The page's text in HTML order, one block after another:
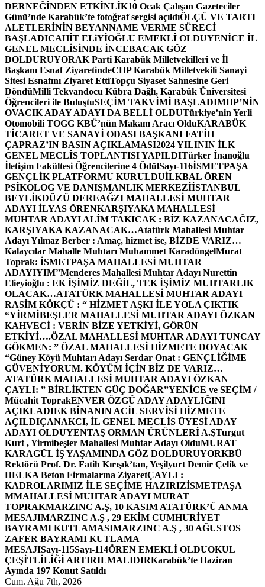
DERNEĞİNDEN ETKİNLİK10 Ocak Çalışan Gazeteciler
Günü’nde Karabük’te fotoğraf sergisi açıldıÖLÇÜ VE TARTI
ALETLERİNİN BEYANNAME VERME SÜRECİ
BAŞLADICAHİT ELiYİOĞLU EMEKLİ OLDUYENİCE İL
GENEL MECLİSİNDE İNCEBACAK GÖZ
DOLDURUYORAK Parti Karabük Milletvekilleri ve İl
Başkanı Esnaf ZiyaretindeCHP Karabük Milletvekili Sanayi
Sitesi Esnafını Ziyaret EttiTopçu Siyaset Sahnesine Geri
DöndüMilli Tekvandocu Kübra Dağlı, Karabük Üniversitesi
Öğrencileri ile BuluştuSEÇİM TAKVİMİ BAŞLADIMHP’NİN
OVACIK ADAY ADAYI DA BELLİ OLDUTürkiye’nin Yerli
Otomobili TOGG KBÜ’nün Makam Aracı OlduKARABÜK
TİCARET VE SANAYİ ODASI BAŞKANI FATİH
ÇAPRAZ’IN BASIN AÇIKLAMASI2024 YILININ İLK
GENEL MECLİS TOPLANTISI YAPILDITürker İnanoğlu
İletişim Fakültesi Öğrencilerine 4 ÖdülSayı-116İSMETPAŞA
GENÇLİK PLATFORMU KURULDUİLKBAL ÖREN
PSİKOLOG VE DANIŞMANLIK MERKEZİİSTANBUL
BEYLİKDÜZÜ DEREAĞZI MAHALLESİ MUHTAR
ADAYI İLYAS ÖRENKARŞIYAKA MAHALLESİ
MUHTAR ADAYI ALİM TAKICAK : BİZ KAZANACAĞIZ,
KARŞIYAKA KAZANACAK…Atatürk Mahallesi Muhtar
Adayı Yılmaz Berber : Amaç, hizmet ise, BİZDE VARIZ…
Kalaycılar Mahalle Muhtarı Muhammet KaradöngelMurat
Toprak: İSMETPAŞA MAHALLESİ MUHTAR
ADAYIYIM”Menderes Mahallesi Muhtar Adayı Nurettin
Elieyioğlu : EK İŞİMİZ DEĞİL, TEK İŞİMİZ MUHTARLIK
OLACAK…ATATÜRK MAHALLESİ MUHTAR ADAYI
RASİM KÖKÇÜ : “ HİZMET AŞKI İLE YOLA ÇIKTIK
“YİRMİBEŞLER MAHALLESİ MUHTAR ADAYI ÖZKAN
KAHVECİ : VERİN BİZE YETKİYİ, GÖRÜN
ETKİYİ….ÖZAL MAHALLESİ MUHTAR ADAYI TUNCAY
GÖKMEN: ” ÖZAL MAHALLESİ HİZMETE DOYACAK
“Güney Köyü Muhtarı Adayı Serdar Onat : GENÇLİĞİME
GÜVENİYORUM. KÖYÜM İÇİN BİZ DE VARIZ…
ATATÜRK MAHALLESİ MUHTAR ADAYI ÖZKAN
ÇAYLI: ” BİRLİKTEN GÜÇ DOĞAR”YENİCE ve SEÇİM /
Mücahit ToprakENVER ÖZGÜ ADAY ADAYLIĞINI
AÇIKLADIEK BİNANIN ACİL SERVİSİ HİZMETE
AÇILDIÇANAKCI, İL GENEL MECLİS ÜYESİ ADAY
ADAYI OLDUYENTAŞ ORMAN ÜRÜNLERİ A.ŞTurgut
Kurt , Yirmibeşler Mahallesi Muhtar Adayı OlduMURAT
KARAGÜL İŞ YAŞAMINDA GÖZ DOLDURUYORKBÜ
Rektörü Prof. Dr. Fatih Kırışık’tan, Yeşilyurt Demir Çelik ve
HELKA Beton Firmalarına ZiyaretÇAYLI :
KADROLARIMIZ İLE SEÇİME HAZIRIZİSMETPAŞA
MMAHALLESİ MUHTAR ADAYI MURAT
TOPRAKMARZINC A.Ş, 10 KASIM ATATÜRK’Ü ANMA
MESAJIMARZINC A.Ş , 29 EKİM CUMHURİYET
BAYRAMI KUTLAMASIMARZINC A.Ş , 30 AĞUSTOS
ZAFER BAYRAMI KUTLAMA
MESAJISayı-115Sayı-114ÖREN EMEKLİ OLDUOKUL
ÇEŞİTLİLİĞİ ARTIRILMALIDIRKarabük’te Haziran
Ayında 197 Konut Satıldı
Cum. Ağu 7th, 2026